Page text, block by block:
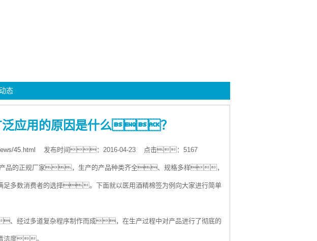
态
泛应用的原因是什么？
45.html 发布时间：2016-04-23 点击：5167
品的正规厂家，生产的产品种类齐全、规格多样，
多数消费者的选择。下面就以医用酒精棉签为例向大家进行简单
经过多道复杂程序制作而成，在生产过程中对产品进行了彻底的
洁度。